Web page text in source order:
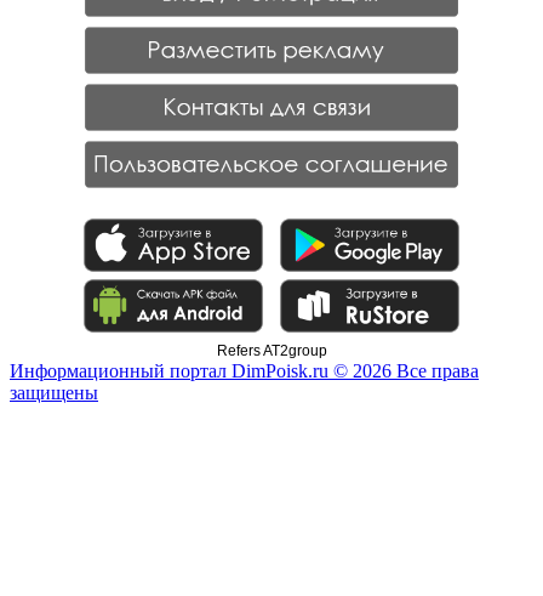
Refers AT2group
Информационный портал DimPoisk.ru © 2026 Все права
защищены